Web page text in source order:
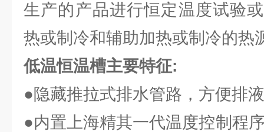
生产的产品进行恒定温度试验
热或制冷和辅助加热或制冷的热
低温恒温槽主要特征:
●隐藏推拉式排水管路，方便排
●内置上海精其一代温度控制程